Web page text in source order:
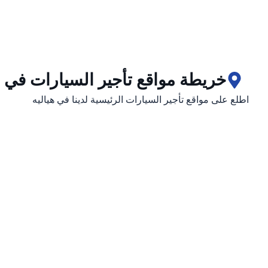
خريطة مواقع تأجير السيارات في
اطلع على مواقع تأجير السيارات الرئيسية لدينا في هياليه